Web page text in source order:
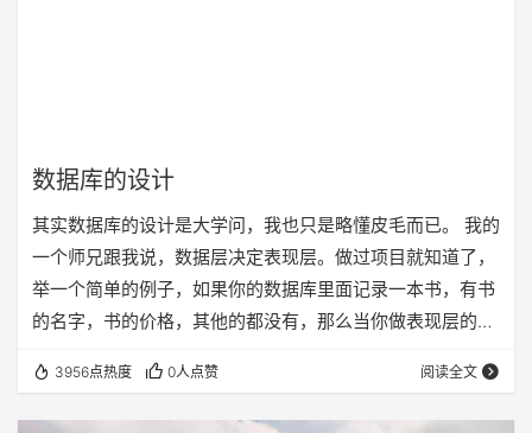
数据库的设计
其实数据库的设计是大学问，我也只是略懂皮毛而已。 我的
一个师兄跟我说，数据层决定表现层。做过项目就知道了，
举一个简单的例子，如果你的数据库里面记录一本书，有书
的名字，书的价格，其他的都没有，那么当你做表现层的时
法存储到数据库当中。因此，需求决定了数据库中都有哪些
项，但是这些项是如何存在，那就要看软件的设计人员了，
3956点热度 0人点赞 阅读全文